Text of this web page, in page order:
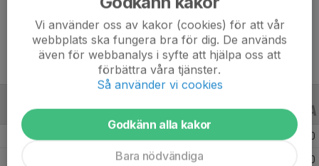
ALLA SERIER ALLA ÅR
Säsongen 25/26 0 0
0
Vi använder oss av kakor (cookies) för att vår
webbplats ska fungera bra för dig. De används
även för webbanalys i syfte att hjälpa oss att
förbättra våra tjänster.
Så använder vi cookies
Godkänn alla kakor
Bara nödvändiga